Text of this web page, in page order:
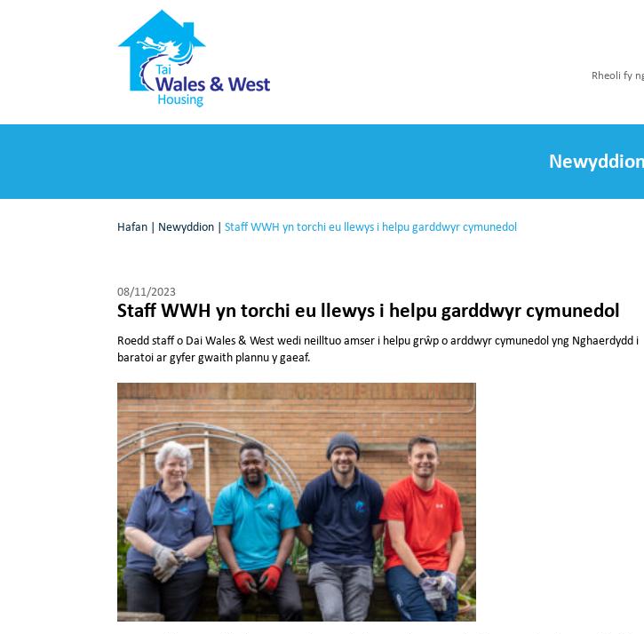
Rheoli fy
Newyddion
Hafan | Newyddion | Staff WWH yn torchi eu llewys i helpu garddwyr cymunedol
08/11/2023
Staff WWH yn torchi eu llewys i helpu garddwyr cymunedol
Roedd staff o Dai Wales & West wedi neilltuo amser i helpu grŵp o arddwyr cymunedol yng Nghaerdydd i
baratoi ar gyfer gwaith plannu y gaeaf.